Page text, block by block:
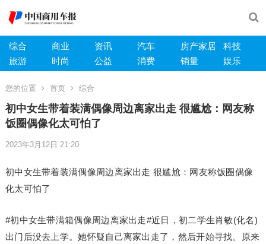
综合 商业 资讯 汽车 房产家居
科技
旅游
时尚 公益 消费 销量 娱乐
您的位置 首页 综合
初中女生带着装满偶像周边离家出走 很尴尬：网友称
饭圈偶像化太可怕了
2023年3月12日 21:20
初中女生带着装满偶像周边离家出走 很尴尬：网友称饭圈偶像
化太可怕了
#初中女生带满箱偶像周边离家出走#近日，初二学生肖敏(化名)
出门后没去上学。她怀疑自己离家出走了，然后开始寻找。原来